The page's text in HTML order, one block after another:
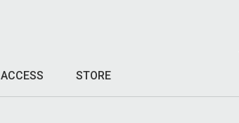
ACCESS STORE